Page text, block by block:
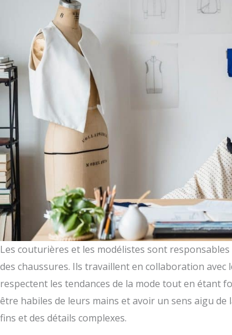
Les couturières et les modélistes sont
des chaussures. Ils travaillent en collaboration
respectent les tendances de la mode tout en étant
être habiles de leurs mains et avoir un sens aigu
fins et des détails complexes.